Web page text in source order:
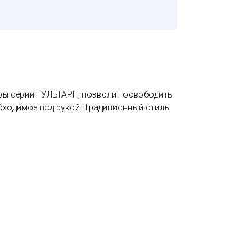
серии ГУЛЬТАРП, позволит освободить
под рукой. Традиционный стиль